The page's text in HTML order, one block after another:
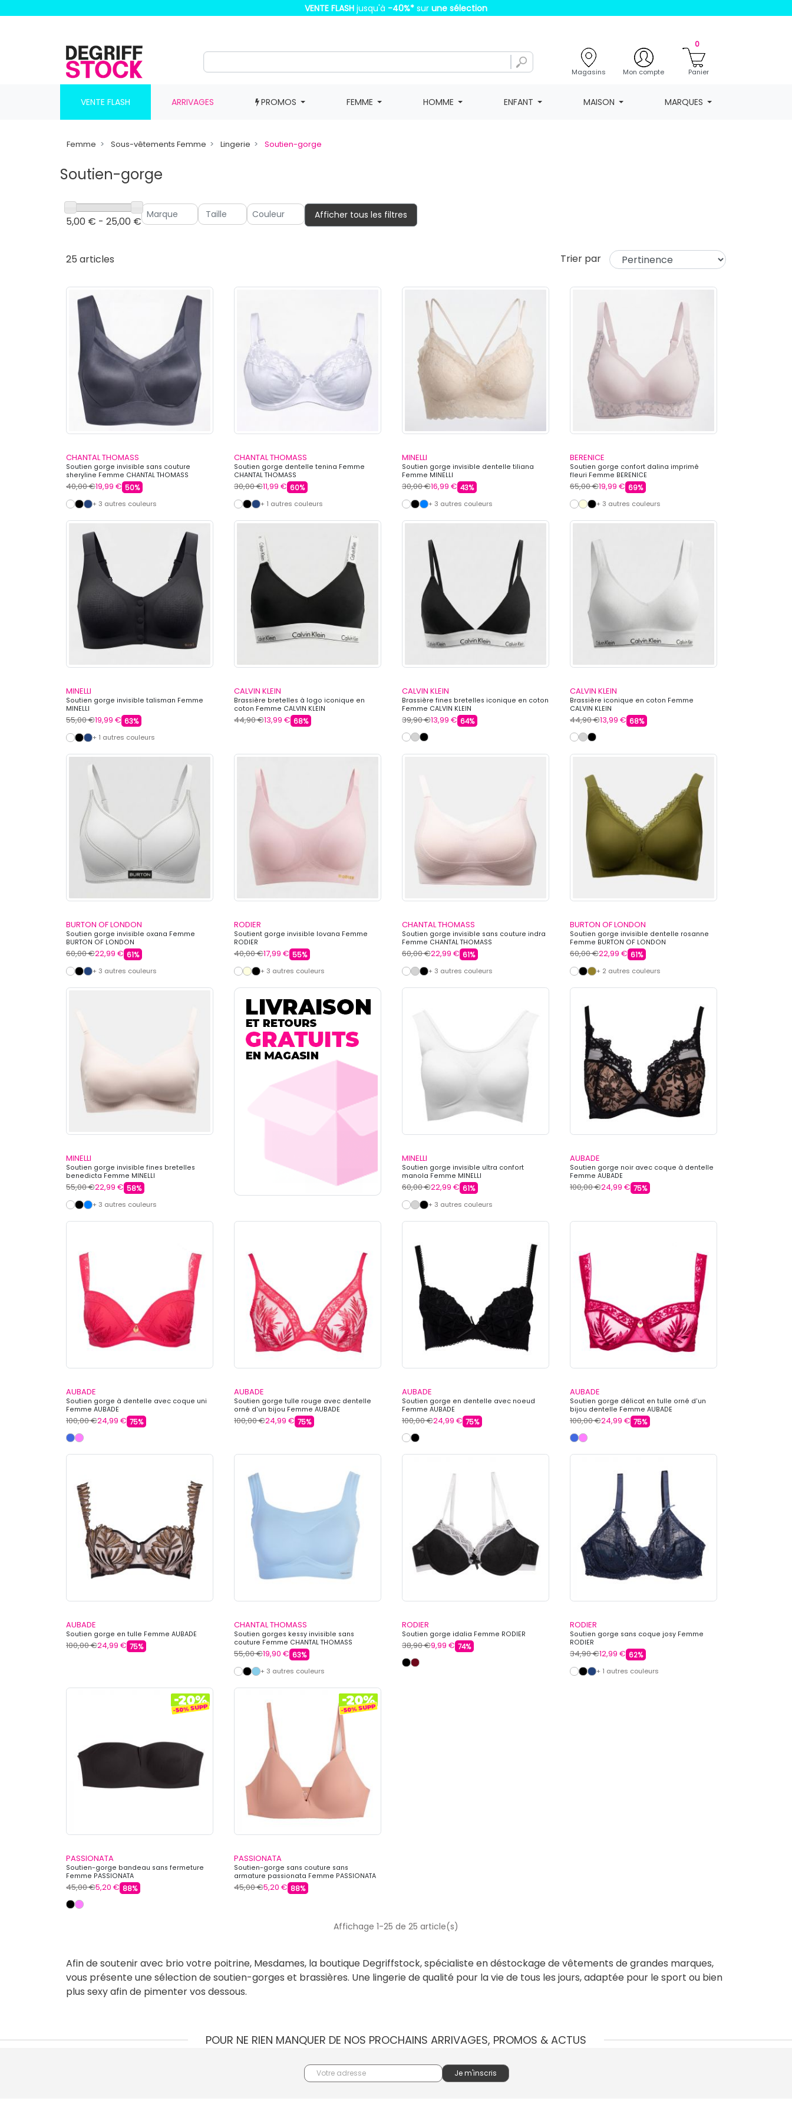
VENTE FLASH jusqu'à -40%* sur une sélection
Magasins Mon compte
0
Panier
VENTE FLASH ARRIVAGES PROMOS FEMME HOMME ENFANT MAISON MARQUES
Femme Sous-vêtements Femme Lingerie Soutien-gorge
Soutien-gorge
5,00 € - 25,00 €
Afficher tous les filtres
25 articles Trier par
CHANTAL THOMASS
Soutien gorge invisible sans couture
sheryline Femme CHANTAL THOMASS
40,00 €19,99 € 50%
+ 3 autres couleurs
CHANTAL THOMASS
Soutien gorge dentelle tenina Femme
CHANTAL THOMASS
30,00 €11,99 € 60%
+ 1 autres couleurs
MINELLI
Soutien gorge invisible dentelle tiliana
Femme MINELLI
30,00 €16,99 € 43%
+ 3 autres couleurs
BERENICE
Soutien gorge confort dalina imprimé
fleuri Femme BERENICE
65,00 €19,99 € 69%
+ 3 autres couleurs
MINELLI
Soutien gorge invisible talisman Femme
MINELLI
55,00 €19,99 € 63%
+ 1 autres couleurs
CALVIN KLEIN
Brassière bretelles à logo iconique en
coton Femme CALVIN KLEIN
44,90 €13,99 € 68%
CALVIN KLEIN
Brassière fines bretelles iconique en coton
Femme CALVIN KLEIN
39,90 €13,99 € 64%
CALVIN KLEIN
Brassière iconique en coton Femme
CALVIN KLEIN
44,90 €13,99 € 68%
BURTON OF LONDON
Soutien gorge invisible oxana Femme
BURTON OF LONDON
60,00 €22,99 € 61%
+ 3 autres couleurs
RODIER
Soutient gorge invisible lovana Femme
RODIER
40,00 €17,99 € 55%
+ 3 autres couleurs
CHANTAL THOMASS
Soutien gorge invisible sans couture indra
Femme CHANTAL THOMASS
60,00 €22,99 € 61%
+ 3 autres couleurs
BURTON OF LONDON
Soutien gorge invisible dentelle rosanne
Femme BURTON OF LONDON
60,00 €22,99 € 61%
+ 2 autres couleurs
MINELLI
Soutien gorge invisible fines bretelles
benedicta Femme MINELLI
55,00 €22,99 € 58%
+ 3 autres couleurs
MINELLI
Soutien gorge invisible ultra confort
manola Femme MINELLI
60,00 €22,99 € 61%
+ 3 autres couleurs
AUBADE
Soutien gorge noir avec coque à dentelle
Femme AUBADE
100,00 €24,99 € 75%
AUBADE
Soutien gorge à dentelle avec coque uni
Femme AUBADE
100,00 €24,99 € 75%
AUBADE
Soutien gorge tulle rouge avec dentelle
orné d'un bijou Femme AUBADE
100,00 €24,99 € 75%
AUBADE
Soutien gorge en dentelle avec noeud
Femme AUBADE
100,00 €24,99 € 75%
AUBADE
Soutien gorge délicat en tulle orné d'un
bijou dentelle Femme AUBADE
100,00 €24,99 € 75%
AUBADE
Soutien gorge en tulle Femme AUBADE
100,00 €24,99 € 75%
CHANTAL THOMASS
Soutien gorges kessy invisible sans
couture Femme CHANTAL THOMASS
55,00 €19,90 € 63%
+ 3 autres couleurs
RODIER
Soutien gorge idalia Femme RODIER
38,90 €9,99 € 74%
RODIER
Soutien gorge sans coque josy Femme
RODIER
34,90 €12,99 € 62%
+ 1 autres couleurs
PASSIONATA
Soutien-gorge bandeau sans fermeture
Femme PASSIONATA
45,00 €5,20 € 88%
PASSIONATA
Soutien-gorge sans couture sans
armature passionata Femme PASSIONATA
45,00 €5,20 € 88%
Affichage 1-25 de 25 article(s)
Afin de soutenir avec brio votre poitrine, Mesdames, la boutique Degriffstock, spécialiste en déstockage de vêtements de grandes marques,
vous présente une sélection de soutien-gorges et brassières. Une lingerie de qualité pour la vie de tous les jours, adaptée pour le sport ou bien
plus sexy afin de pimenter vos dessous.
POUR NE RIEN MANQUER DE NOS PROCHAINS ARRIVAGES, PROMOS & ACTUS